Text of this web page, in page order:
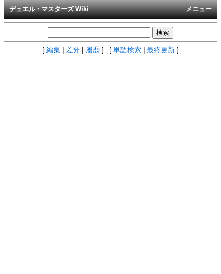
メニュー
デュエル・マスターズ Wiki
[ 編集 差分 履歴 ] [ 単語検索 最終更新 ]